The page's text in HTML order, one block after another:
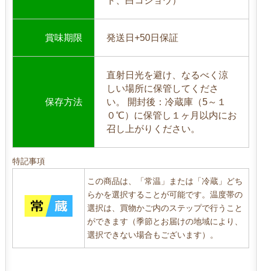
賞味期限 発送日+50日保証
保存方法
直射日光を避け、なるべく涼
しい場所に保管してくださ
い。 開封後：冷蔵庫（5～１
０℃）に保管し１ヶ月以内にお
召し上がりください。
特記事項
この商品は、「常温」または「冷蔵」どち
らかを選択することが可能です。温度帯の
選択は、買物かご内のステップで行うこと
ができます（季節とお届けの地域により、
選択できない場合もございます）。